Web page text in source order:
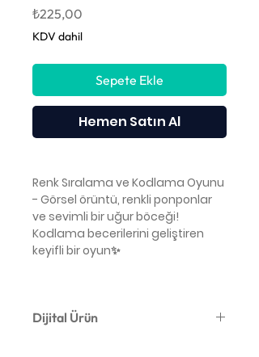
₺225,00
KDV dahil
Sepete Ekle
Hemen Satın Al
Renk Sıralama ve Kodlama Oyunu
- Görsel örüntü, renkli ponponlar
ve sevimli bir uğur böceği!
Kodlama becerilerini geliştiren
keyifli bir oyun✨
Dijital Ürün